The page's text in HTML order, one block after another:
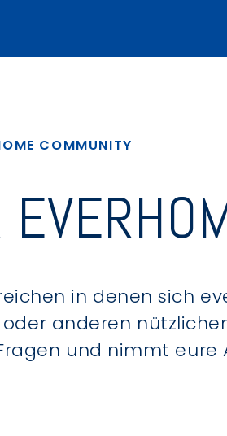
COMMUNITY
in denen sich
anderen
und nimmt eure